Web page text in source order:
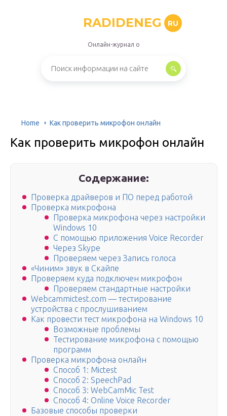
RADIDENEG RU
Онлайн-журнал о
Home Как проверить микрофон онлайн
Как проверить микрофон онлайн
Содержание:
Проверка драйверов и ПО перед работой
Проверка микрофона
Проверка микрофона через настройки
Windows 10
С помощью приложения Voice Recorder
Через Skype
Проверяем через Запись голоса
«Чиним» звук в Скайпе
Проверяем куда подключен микрофон
Проверяем стандартные настройки
Webcammictest.com — тестирование
устройства с прослушиванием
Как провести тест микрофона на Windows 10
Возможные проблемы
Тестирование микрофона с помощью
программ
Проверка микрофона онлайн
Способ 1: Mictest
Способ 2: SpeechPad
Способ 3: WebCamMic Test
Способ 4: Online Voice Recorder
Базовые способы проверки